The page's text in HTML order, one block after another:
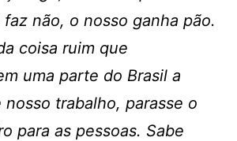
não, o nosso ganha pão.
coisa ruim que
uma parte do Brasil a
nosso trabalho, parasse o
para as pessoas. Sabe